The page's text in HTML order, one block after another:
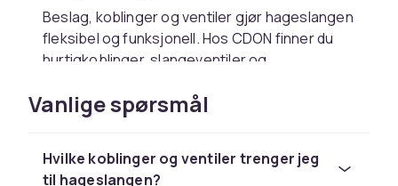
Beslag, koblinger og ventiler gjør hageslangen
fleksibel og funksjonell. Hos CDON finner du
hurtigkoblinger, slangeventiler og
Hurtigkoblinger for enkelt
bytte
Hurtigkoblinger lar deg bytte mellom
Vanlige spørsmål
Hvilke koblinger og ventiler trenger jeg
til hageslangen?